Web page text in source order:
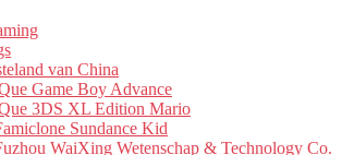
van China
Game Boy Advance
3DS XL Edition Mario
Sundance Kid
WaiXing Wetenschap & Technology Co.